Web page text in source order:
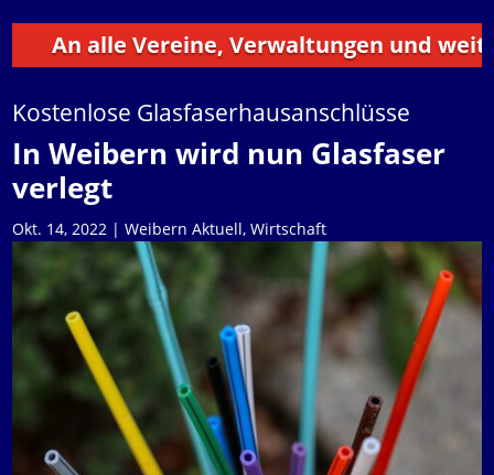
An alle Vereine, Verwaltungen und
Kostenlose Glasfaserhausanschlüsse
In Weibern wird nun Glasfaser
verlegt
Okt. 14, 2022 | Weibern Aktuell, Wirtschaft